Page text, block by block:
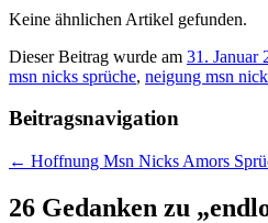
Keine ähnlichen Artikel gefunden.
Dieser Beitrag wurde am 31. Januar
msn nicks sprüche, neigung msn
Beitragsnavigation
← Hoffnung Msn Nicks Amors
26 Gedanken zu „